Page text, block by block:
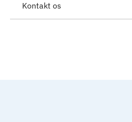
Kontakt os